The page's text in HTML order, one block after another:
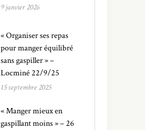
9 janvier 2026
« Organiser ses repas
pour manger équilibré
sans gaspiller » –
Locminé 22/9/25
15 septembre 2025
« Manger mieux en
gaspillant moins » – 26